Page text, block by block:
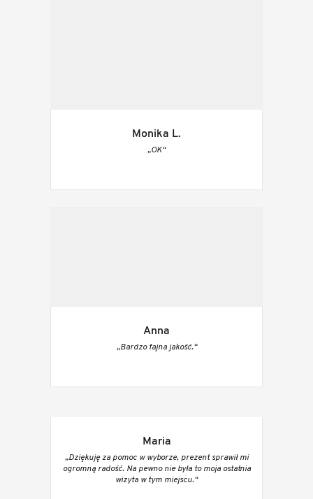
Monika L.
„OK“
Anna
„Bardzo fajna jakość.“
Maria
„Dziękuję za pomoc w wyborze, prezent sprawił mi
ogromną radość. Na pewno nie była to moja ostatnia
wizyta w tym miejscu.“